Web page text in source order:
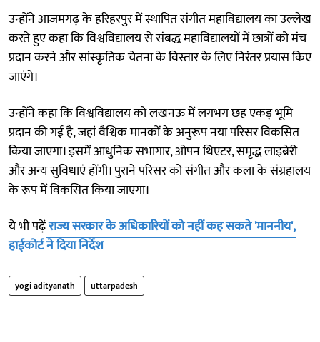
उन्होंने आजमगढ़ के हरिहरपुर में स्थापित संगीत महाविद्यालय का उल्लेख
करते हुए कहा कि विश्वविद्यालय से संबद्ध महाविद्यालयों में छात्रों को मंच
प्रदान करने और सांस्कृतिक चेतना के विस्तार के लिए निरंतर प्रयास किए
जाएंगे।
उन्होंने कहा कि विश्वविद्यालय को लखनऊ में लगभग छह एकड़ भूमि
प्रदान की गई है, जहां वैश्विक मानकों के अनुरूप नया परिसर विकसित
किया जाएगा। इसमें आधुनिक सभागार, ओपन थिएटर, समृद्ध लाइब्रेरी
और अन्य सुविधाएं होंगी। पुराने परिसर को संगीत और कला के संग्रहालय
के रूप में विकसित किया जाएगा।
ये भी पढ़ेंराज्य सरकार के अधिकारियों को नहीं कह सकते 'माननीय',
हाईकोर्ट ने दिया निर्देश
yogi adityanath uttarpadesh